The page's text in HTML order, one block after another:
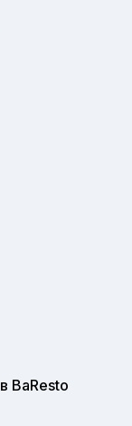
BaResto